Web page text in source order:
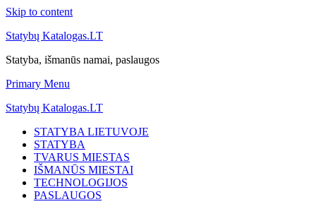
Skip to content
Statybų Katalogas.LT
Statyba, išmanūs namai, paslaugos
Primary Menu
Statybų Katalogas.LT
STATYBA LIETUVOJE
STATYBA
TVARUS MIESTAS
IŠMANŪS MIESTAI
TECHNOLOGIJOS
PASLAUGOS